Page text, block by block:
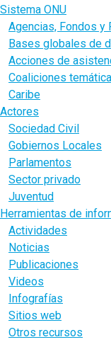
Sistema ONU
Agencias, Fondos y
Bases globales de
Acciones de
Coaliciones
Caribe
Actores
Sociedad Civil
Gobiernos Locales
Parlamentos
Sector privado
Juventud
Herramientas de
Actividades
Noticias
Publicaciones
Videos
Infografías
Sitios web
Otros recursos